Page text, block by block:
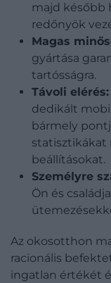
majd később
redőnyök
Magas
gyártása
tartósságra.
Távoli elérés:
dedikált
bármely
statisztikákat
beállításokat.
Személyre
Ön és
Az okosotthon
racionális
ingatlan értékét